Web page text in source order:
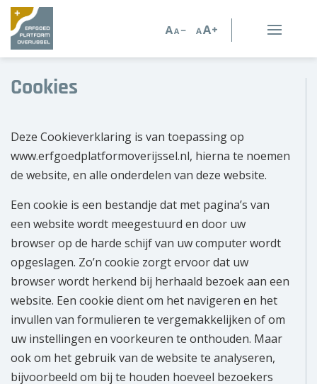
Verhalen
Kennis en advies
Kennisbank
Persoonlijk advies
Nieuws
Agenda
Over ons
Wie zijn wij?
Cookies
Deze Cookieverklaring is van toepassing op
www.erfgoedplatformoverijssel.nl, hierna te noemen
de website, en alle onderdelen van deze website.
Een cookie is een bestandje dat met pagina’s van
een website wordt meegestuurd en door uw
browser op de harde schijf van uw computer wordt
opgeslagen. Zo’n cookie zorgt ervoor dat uw
browser wordt herkend bij herhaald bezoek aan een
website. Een cookie dient om het navigeren en het
invullen van formulieren te vergemakkelijken of om
uw instellingen en voorkeuren te onthouden. Maar
ook om het gebruik van de website te analyseren,
bijvoorbeeld om bij te houden hoeveel bezoekers